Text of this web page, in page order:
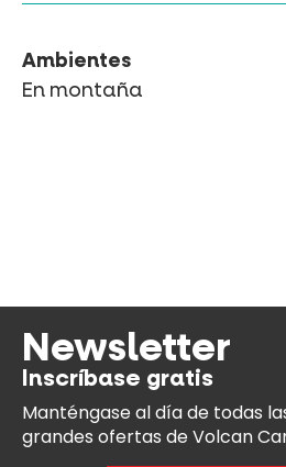
Ambientes
En montaña
Newsletter
Inscríbase gratis
Manténgase al díade todas
grandes ofertas de Volcan